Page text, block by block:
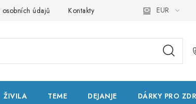
údajů Kontakty Natural Health Store
EUR
ŽIVILA TEME DEJANJE DÁRKY PRO